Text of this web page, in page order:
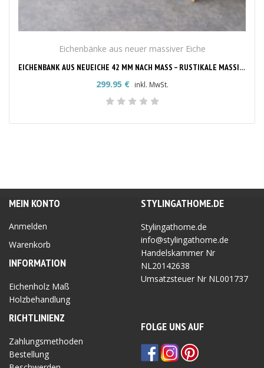
Eichenbänke aus neuer massiver Eiche
EICHENBANK AUS NEUEICHE 42 MM NACH MASS – RUSTIKALE MASSIVHOLZBANK
299.95 € inkl. MwSt.
MEIN KONTO
Anmelden
Warenkorb
INFORMATION
Eichenholz Maß
Holzbehandlung
RICHTLINIENZ
Zahlungsmethoden
Bestellung
STYLINGATHOME.DE
Stylingathome.de
info@stylingathome.de
Handelskammer Nr
NL20142638
Umsatzsteuer Nr NL001737
FOLGE UNS AUF